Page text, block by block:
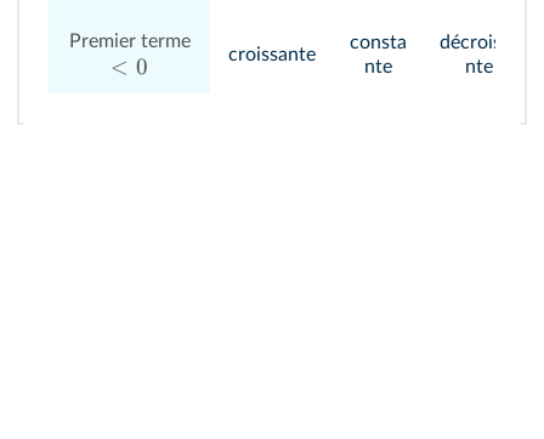
Premier terme
< 0 croissante
consta
nte
décroissa
nte